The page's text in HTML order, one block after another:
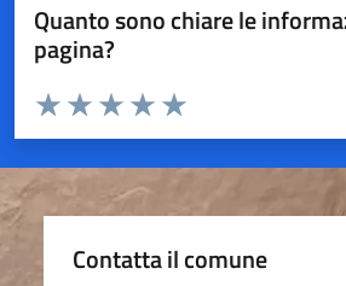
Quanto sono chiare le
pagina?
Valuta da 1 a 5 stelle la pagina
Valuta 5 stelle su 5
Valuta 4 stelle su 5
Valuta 3 stelle su 5
Valuta 2 stelle su 5
Valuta 1 stelle su 5
Contatta il comune